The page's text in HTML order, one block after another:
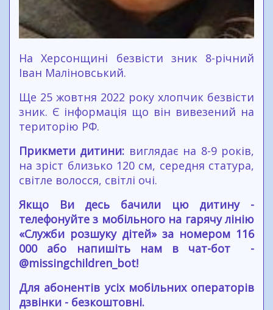
На Херсонщині безвісти зник 8-річний
Іван Маліновський.
Ще 25 жовтня 2022 року хлопчик безвісти
зник. Є інформація що він вивезений на
територію РФ.
Прикмети дитини: виглядає на 8-9 років,
на зріст близько 120 см, середня статура,
світле волосся, світлі очі.
Якщо Ви десь бачили цю дитину -
телефонуйте з мобільного на гарячу лінію
«Служби розшуку дітей» за номером 116
000 або напишіть нам в чат-бот -
@missingchildren_bot!
Для абонентів усіх мобільних операторів
дзвінки - безкоштовні.